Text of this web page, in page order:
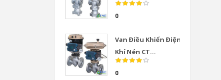
0
Van Điều Khiển Điện
Khí Nén CT...
0